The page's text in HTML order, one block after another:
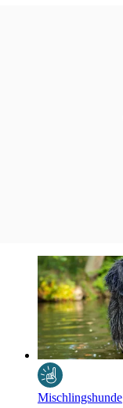
Mischlingshunde